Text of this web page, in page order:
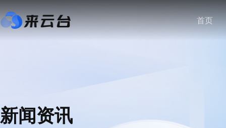
首页
新闻资讯